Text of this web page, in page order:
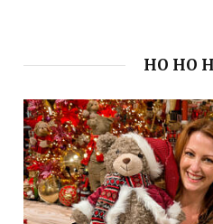
HO HO